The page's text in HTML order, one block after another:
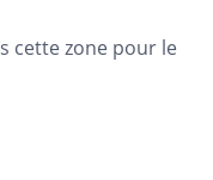
cette zone pour le